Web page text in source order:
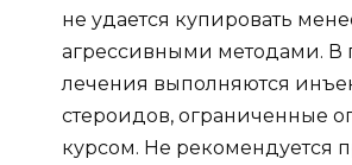
не удается купировать
агрессивными методами. В
лечения выполняются
стероидов, ограниченные
курсом. Не рекомендуется